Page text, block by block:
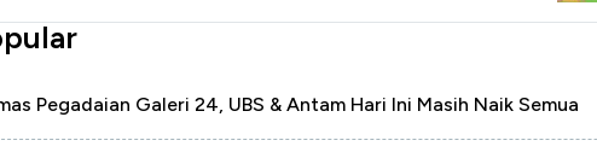
Pegadaian Galeri 24, UBS & Antam Hari Ini Masih Naik Semua